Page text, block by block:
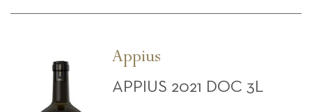
Appius
APPIUS 2021 DOC 3L